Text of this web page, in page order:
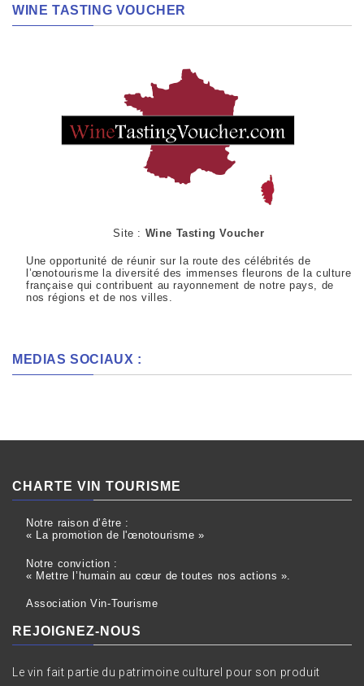
WINE TASTING VOUCHER
Site : Wine Tasting Voucher
Une opportunité de réunir sur la route des célébrités de
l’œnotourisme la diversité des immenses fleurons de la culture
française qui contribuent au rayonnement de notre pays, de
nos régions et de nos villes.
MEDIAS SOCIAUX :
CHARTE VIN TOURISME
Notre raison d’être :
« La promotion de l'œnotourisme »
Notre conviction :
« Mettre l’humain au cœur de toutes nos actions ».
Association Vin-Tourisme
REJOIGNEZ-NOUS
Le vin fait partie du patrimoine culturel pour son produit